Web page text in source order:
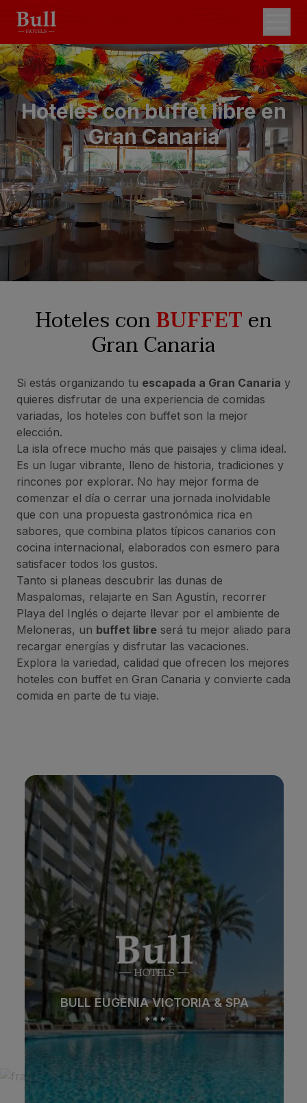
Hoteles con buffet libre en
Gran Canaria
Hoteles conBUFFETen
Gran Canaria
Si estás organizando tu escapada a Gran Canaria y
quieres disfrutar de una experiencia de comidas
variadas, los hoteles con buffet son la mejor
elección.
La isla ofrece mucho más que paisajes y clima ideal.
Es un lugar vibrante, lleno de historia, tradiciones y
rincones por explorar. No hay mejor forma de
comenzar el día o cerrar una jornada inolvidable
que con una propuesta gastronómica rica en
sabores, que combina platos típicos canarios con
cocina internacional, elaborados con esmero para
satisfacer todos los gustos.
Tanto si planeas descubrir las dunas de
Maspalomas, relajarte en San Agustín, recorrer
Playa del Inglés o dejarte llevar por el ambiente de
Meloneras, un buffet libre será tu mejor aliado para
recargar energías y disfrutar las vacaciones.
Explora la variedad, calidad que ofrecen los mejores
hoteles con buffet en Gran Canaria y convierte cada
comida en parte de tu viaje.
BULL DORADO BEACH & SPA
***
BULL DORADO BEACH & SPA
* **
Playa Spa
Ciudad Todo incluido
Solo adultos Familias